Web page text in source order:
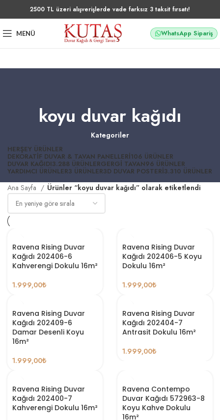
2500 TL üzeri alışverişlerde vade farksız 3 taksit fırsatı!
MENÜ WhatsApp Sipariş
koyu duvar kağıdı
Kategoriler
HERŞEY ÜRÜNLER
DEKORATIF DUVAR & TAVAN PANELLERI106 ÜRÜNLER
DUVAR KAĞIDI3.288 ÜRÜNLERGERGI TAVAN96 ÜRÜNLER
YARDIMCI ÜRÜNLER3 ÜRÜNLER3D DUVAR POSTERI3.310 ÜRÜNLER
Ana Sayfa Ürünler “koyu duvar kağıdı” olarak etiketlendi
Ravena Rising Duvar
Kağıdı 202406-6
Kahverengi Dokulu 16m²
1.999,00₺
Ravena Rising Duvar
Kağıdı 202406-5 Koyu
Dokulu 16m²
1.999,00₺
Ravena Rising Duvar
Kağıdı 202409-6
Damar Desenli Koyu
16m²
1.999,00₺
Ravena Rising Duvar
Kağıdı 202404-7
Antrasit Dokulu 16m²
1.999,00₺
Ravena Rising Duvar
Kağıdı 202400-7
Kahverengi Dokulu 16m²
Ravena Contempo
Duvar Kağıdı 572963-8
Koyu Kahve Dokulu
16m²